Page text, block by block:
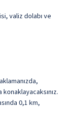
valiz dolabı ve
0,1 km,